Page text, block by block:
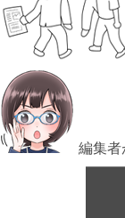
編集者